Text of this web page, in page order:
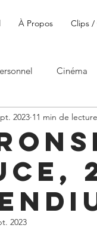
À Propos Clips /
Cinéma
2023 11 min de lecture
2023